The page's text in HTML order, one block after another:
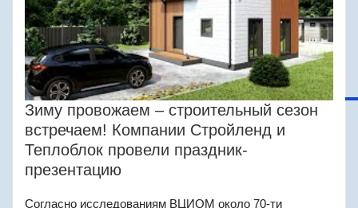
Зиму провожаем – строительный сезон
встречаем! Компании Стройленд и
Теплоблок провели праздник-
презентацию
Согласно исследованиям ВЦИОМ около 70-ти